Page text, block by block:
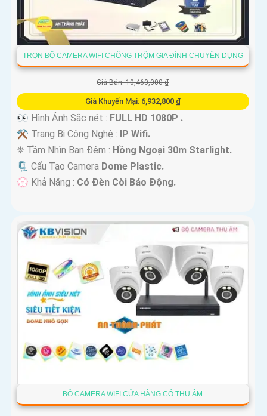
TRỌN BỘ CAMERA WIFI CHỐNG TRỘM GIA ĐÌNH CHUYÊN DỤNG
Giá Bán: 10,460,000 ₫
Giá Khuyến Mại: 6,932,800 ₫
️
👀 Hình Ảnh Sắc nét : FULL HD 1080P .
⚒ Trang Bị Công Nghệ :
IP Wifi.
❈ Tầm Nhìn Ban Đêm : Hồng Ngoại 30m Starlight.
🗜️ Cấu Tạo Camera Dome Plastic.
️💮 Khả Năng : Có Ðèn Còi Báo Động.
BỘ CAMERA WIFI CỬA HÀNG CÓ THU ÂM